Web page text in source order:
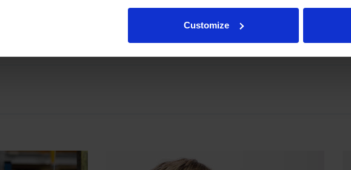
Customize
liitäntöjä varten.
asennuksesta tai hydrauliikan liitännöistä, lähetä sähköpostia osoitteeseen